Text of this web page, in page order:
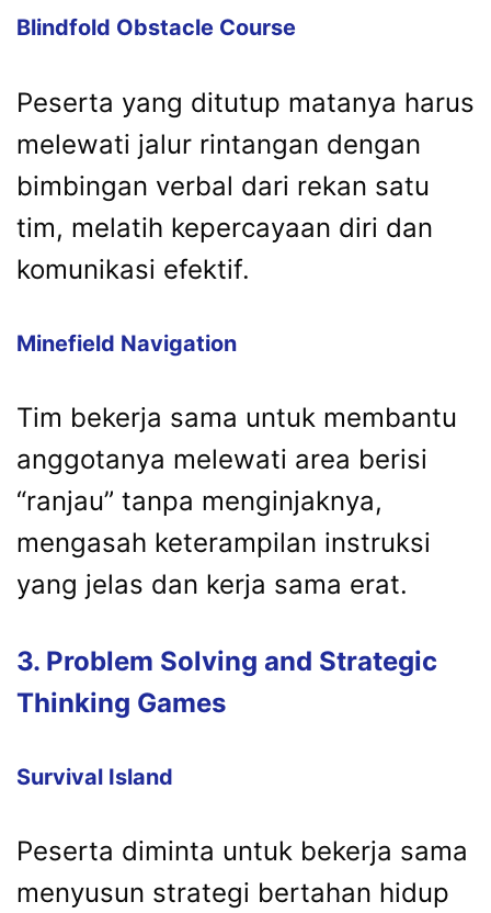
Blindfold Obstacle Course
Peserta yang ditutup matanya harus
melewati jalur rintangan dengan
bimbingan verbal dari rekan satu
tim, melatih kepercayaan diri dan
komunikasi efektif.
Minefield Navigation
Tim bekerja sama untuk membantu
anggotanya melewati area berisi
“ranjau” tanpa menginjaknya,
mengasah keterampilan instruksi
yang jelas dan kerja sama erat.
3. Problem Solving and Strategic
Thinking Games
Survival Island
Peserta diminta untuk bekerja sama
menyusun strategi bertahan hidup